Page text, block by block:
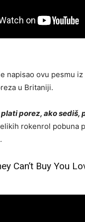
napisao ovu pesmu iz
u Britaniji.
plati porez, ako sediš,
rokenrol pobuna
Can’t Buy You